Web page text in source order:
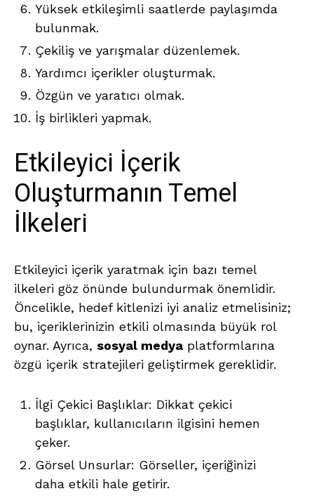
Yüksek etkileşimli saatlerde paylaşımda
bulunmak.
Çekiliş ve yarışmalar düzenlemek.
Yardımcı içerikler oluşturmak.
Özgün ve yaratıcı olmak.
İş birlikleri yapmak.
Etkileyici İçerik
Oluşturmanın Temel
İlkeleri
Etkileyici içerik yaratmak için bazı temel
ilkeleri göz önünde bulundurmak önemlidir.
Öncelikle, hedef kitlenizi iyi analiz etmelisiniz;
bu, içeriklerinizin etkili olmasında büyük rol
oynar. Ayrıca, sosyal medya platformlarına
özgü içerik stratejileri geliştirmek gereklidir.
İlgi Çekici Başlıklar: Dikkat çekici
başlıklar, kullanıcıların ilgisini hemen
çeker.
Görsel Unsurlar: Görseller, içeriğinizi
daha etkili hale getirir.